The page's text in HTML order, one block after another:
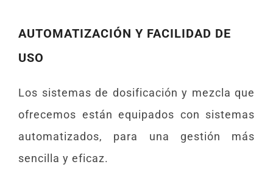
AUTOMATIZACIÓN Y FACILIDAD DE
USO
Los sistemas de dosificación y mezcla que
ofrecemos están equipados con sistemas
automatizados, para una gestión más
sencilla y eficaz.